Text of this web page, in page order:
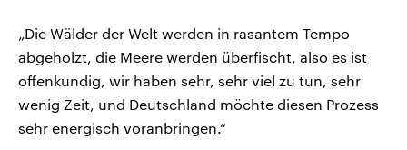
„Die Wälder der Welt werden in rasantem Tempo
abgeholzt, die Meere werden überfischt, also es ist
offenkundig, wir haben sehr, sehr viel zu tun, sehr
wenig Zeit, und Deutschland möchte diesen Prozess
sehr energisch voranbringen.“